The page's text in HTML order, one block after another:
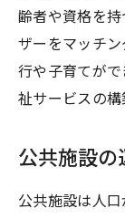
齢者や資格を
ザーをマッチ
行や子育てが
祉サービスの構
公共施設の
公共施設は人